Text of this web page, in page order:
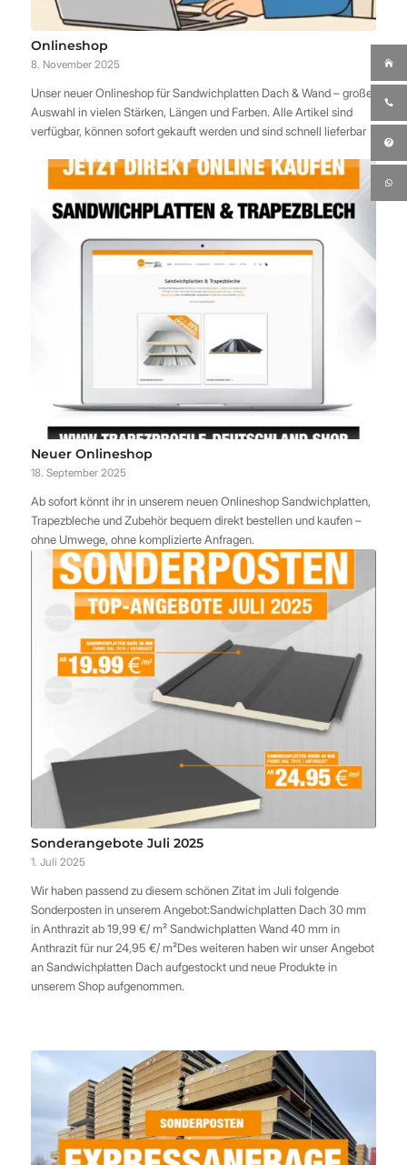
Onlineshop
8. November 2025
Unser neuer Onlineshop für Sandwichplatten Dach & Wand – große
Auswahl in vielen Stärken, Längen und Farben. Alle Artikel sind
verfügbar, können sofort gekauft werden und sind schnell lieferbar
Neuer Onlineshop
18. September 2025
Ab sofort könnt ihr in unserem neuen Onlineshop Sandwichplatten,
Trapezbleche und Zubehör bequem direkt bestellen und kaufen –
ohne Umwege, ohne komplizierte Anfragen.
Sonderangebote Juli 2025
1. Juli 2025
Wir haben passend zu diesem schönen Zitat im Juli folgende
Sonderposten in unserem Angebot:Sandwichplatten Dach 30 mm
in Anthrazit ab 19,99 €/ m² Sandwichplatten Wand 40 mm in
Anthrazit für nur 24,95 €/ m²Des weiteren haben wir unser Angebot
an Sandwichplatten Dach aufgestockt und neue Produkte in
unserem Shop aufgenommen.